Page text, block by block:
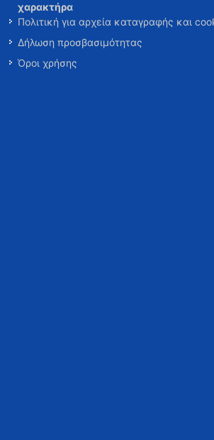
χαρακτήρα
Πολιτική για αρχεία καταγραφής και
Δήλωση προσβασιμότητας
Όροι χρήσης